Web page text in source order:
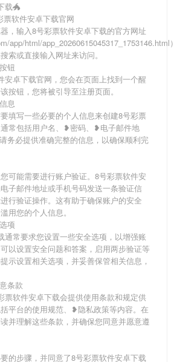
载🐲
软件安卓下载官网
，输入8号彩票软件安卓下载的官方网址
app/html/app_20260615045317_1753146.html
索或直接输入网址来访问。
钮
安卓下载官网，您会在页面上找到一个醒
按钮，您将被引导至注册页面。
息
填写一些必要的个人信息来创建8号彩票
常包括用户名、❥密码、❥电子邮件地
务必提供准确完整的信息，以确保顺利完
可能需要进行账户验证。8号彩票软件安
子邮件地址或手机号码发送一条验证信
行验证操作。这有助于确保账户的安全
用您的个人信息。
项
通常要求您设置一些安全选项，以增强账
以设置安全问题和答案，启用两步验证等
示设置相关选项，并妥善保管相关信息，
条款
票软件安卓下载会提供使用条款和规定供
平台的使用规范、❥隐私政策等内容。在
并理解这些条款，并确保您同意并愿意遵
的步骤，并同意了8号彩票软件安卓下载